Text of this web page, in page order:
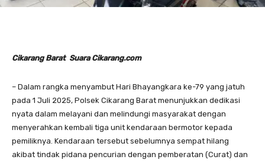
Cikarang Barat Suara Cikarang.com
– Dalam rangka menyambut Hari Bhayangkara ke-79 yang jatuh
pada 1 Juli 2025, Polsek Cikarang Barat menunjukkan dedikasi
nyata dalam melayani dan melindungi masyarakat dengan
menyerahkan kembali tiga unit kendaraan bermotor kepada
pemiliknya. Kendaraan tersebut sebelumnya sempat hilang
akibat tindak pidana pencurian dengan pemberatan (Curat) dan